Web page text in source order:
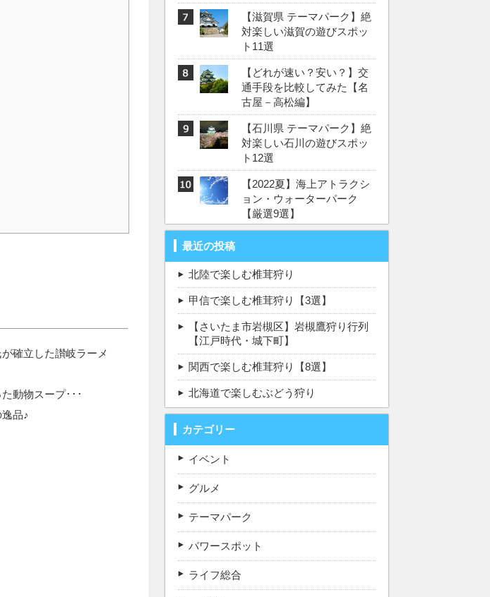
確立した讃岐ラーメ
動物スープ･･･
品♪
【滋賀県 テーマパーク】絶
対楽しい滋賀の遊びスポッ
ト11選
【どれが速い？安い？】交
通手段を比較してみた【名
古屋－高松編】
【石川県 テーマパーク】絶
対楽しい石川の遊びスポッ
ト12選
【2022夏】海上アトラクシ
ョン・ウォーターパーク
【厳選9選】
最近の投稿
北陸で楽しむ椎茸狩り
甲信で楽しむ椎茸狩り【3選】
【さいたま市岩槻区】岩槻鷹狩り行列
【江戸時代・城下町】
関西で楽しむ椎茸狩り【8選】
北海道で楽しむぶどう狩り
カテゴリー
イベント
グルメ
テーマパーク
パワースポット
ライフ総合